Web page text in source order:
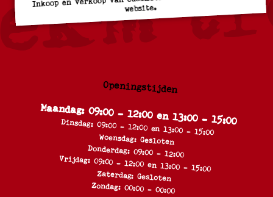
website.
Openingstijden
Maandag: 09:00 - 12:00 en 13:00 - 15:00
Dinsdag: 09:00 - 12:00 en 13:00 - 15:00
Woensdag: Gesloten
Donderdag: 09:00 - 12:00
Vrijdag: 09:00 - 12:00 en 13:00 - 15:00
Zaterdag: Gesloten
Zondag: 00:00 - 00:00